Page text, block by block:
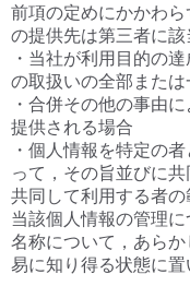
前項の定めにかかわ
の提供先は第三者に該
・当社が利用目的の
の取扱いの全部また
・合併その他の事由
提供される場合
・個人情報を特定の
って，その旨並びに
共同して利用する者
当該個人情報の管理
名称について，あら
易に知り得る状態に置